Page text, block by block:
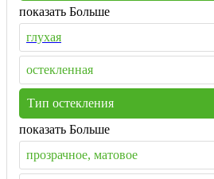
показать Больше
глухая
остекленная
Тип остекления
показать Больше
прозрачное, матовое